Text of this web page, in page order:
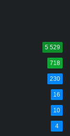
5 529
718
230
16
10
4